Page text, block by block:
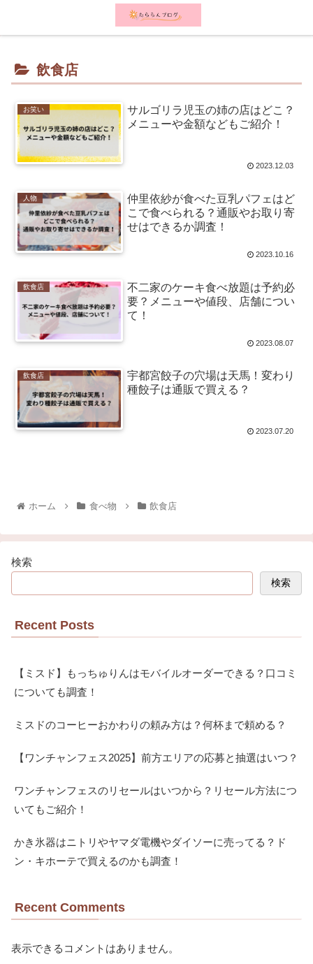
飲食店
お笑い
サルゴリラ児玉の姉の店はどこ？
メニューや金額などもご紹介！
2023.12.03
人物
仲里依紗が食べた豆乳パフェはど
こで食べられる？通販やお取り寄
せはできるか調査！
2023.10.16
飲食店
不二家のケーキ食べ放題は予約必
要？メニューや値段、店舗につい
て！
2023.08.07
飲食店
宇都宮餃子の穴場は天馬！変わり
種餃子は通販で買える？
2023.07.20
ホーム 食べ物 飲食店
検索
検索
Recent Posts
【ミスド】もっちゅりんはモバイルオーダーできる？口コミ
についても調査！
ミスドのコーヒーおかわりの頼み方は？何杯まで頼める？
【ワンチャンフェス2025】前方エリアの応募と抽選はいつ？
ワンチャンフェスのリセールはいつから？リセール方法につ
いてもご紹介！
かき氷器はニトリやヤマダ電機やダイソーに売ってる？ド
ン・キホーテで買えるのかも調査！
Recent Comments
表示できるコメントはありません。